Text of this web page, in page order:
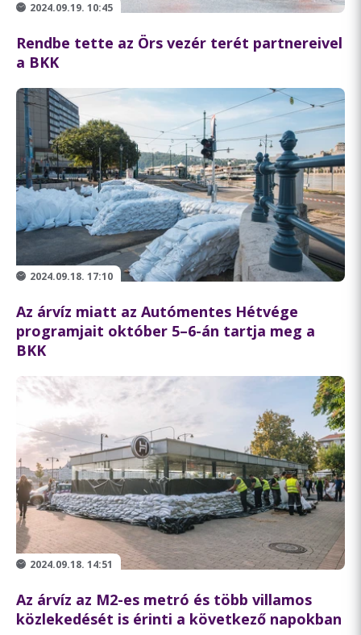
2024.09.19. 10:45
Rendbe tette az Örs vezér terét partnereivel
a BKK
2024.09.18. 17:10
Az árvíz miatt az Autómentes Hétvége
programjait október 5–6-án tartja meg a
BKK
2024.09.18. 14:51
Az árvíz az M2-es metró és több villamos
közlekedését is érinti a következő napokban